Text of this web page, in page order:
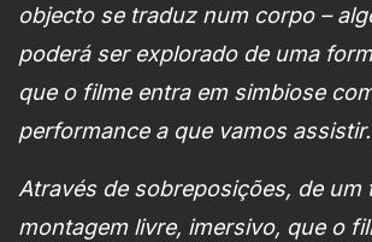
objecto se traduz num corpo –
poderá ser explorado de uma
que o filme entra em simbiose
performance a que vamos assistir.
Através de sobreposições, de um
montagem livre, imersivo, que o